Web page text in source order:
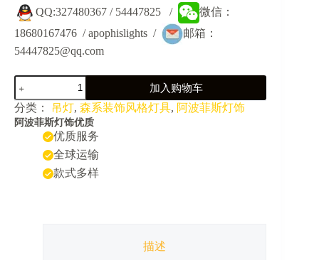
QQ:327480367 / 54447825 /
微信：
18680167476 / apophislights /
邮箱：
54447825@qq.com
JY5005D-
森
系
绿
加入购物车
分类： 吊灯, 森系装饰风格灯具, 阿波菲斯灯饰
阿波菲斯灯饰优质
优质服务
全球运输
款式多样
描述